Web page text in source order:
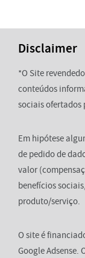
Disclaimer
*O Site
conteúdos
sociais ofertados
Em hipótese
de pedido de
valor
benefícios
produto/serviço.
O site é
Google Adsense.